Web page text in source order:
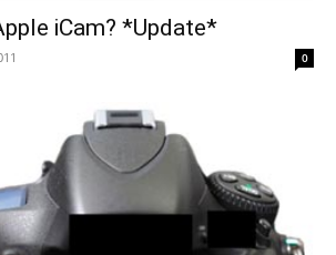
iCam? *Update*
0